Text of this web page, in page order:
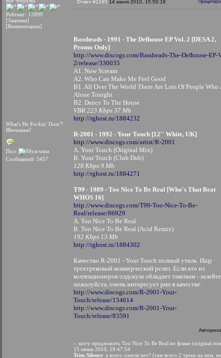
Рейтинг: 12899
[Заценки]
[Комментарии]
What's He Fockin' Doin'?
Bleeeaaaat!
Пол:
Сообщений: 5457
Ответ #1245 14 июня 2010, 15:50:18
Bassheads - 1991 - The Defhouse EP Vol. 2 [DESA 2,
Promo Only]
http://www.discogs.com/Bassheads-The-Defhouse-EP-
2/release/330035
A1. Now Scream
A2. Who Can Make Me Feel Good
B1. All Over The World There Are Lots Of People Who
Alone Tonight
B2. Dance To The House
VBR 223 Kbps 37 Mb
http://rghost.ru/1884232
R-2001 - 1992 - Your Touch [12'' White, UK]
http://www.discogs.com/artist/R-2001
A. Your Touch (Original Mix)
B. Your Touch (Club Dub)
128 Kbps 9 Mb
http://rghost.ru/1884271
T99 - 1989 - Too Nice To Be Real [Who's That Beat
WHOS 16]
http://www.discogs.com/T99-Too-Nice-To-Be-
Real/release/86929
A. Too Nice To Be Real
B. Too Nice To Be Real (Acid Remix)
192 Kbps 13 Mb
http://rghost.ru/1884302
Качество R-2001 - Your Touch полный утиль. Ищу
трехтрековый коммерческий релиз. Если кто из
коллекционеров олдскула обладает таковым - залейте
пожалуйста, очень интересует рип в качестве.
http://www.discogs.com/R-2001-Your-
Touch/release/154614
http://www.discogs.com/R-2001-Your-
Touch/release/83591
-: могу предложить Too Nice To Be Real во флаке (original
15 июня 2010, 19:47:54
Trim Silence: а всего сингла нет? (там всего 2 трека на нем, во